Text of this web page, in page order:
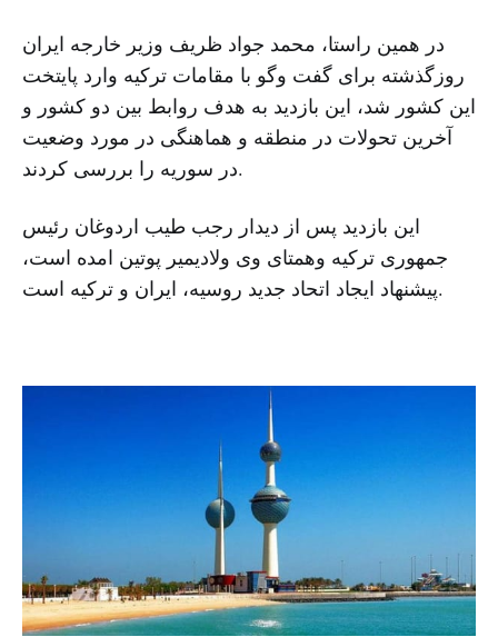
در همین راستا، محمد جواد ظریف وزیر خارجه ایران
روزگذشته برای گفت وگو با مقامات ترکیه وارد پایتخت
این کشور شد، این بازدید به هدف روابط بین دو کشور و
آخرین تحولات در منطقه و هماهنگی در مورد وضعیت
در سوریه را بررسی کردند.
این بازدید پس از دیدار رجب طیب اردوغان رئیس
جمهوری ترکیه وهمتای وی ولادیمیر پوتین امده است،
پیشنهاد ایجاد اتحاد جدید روسیه، ایران و ترکیه است.